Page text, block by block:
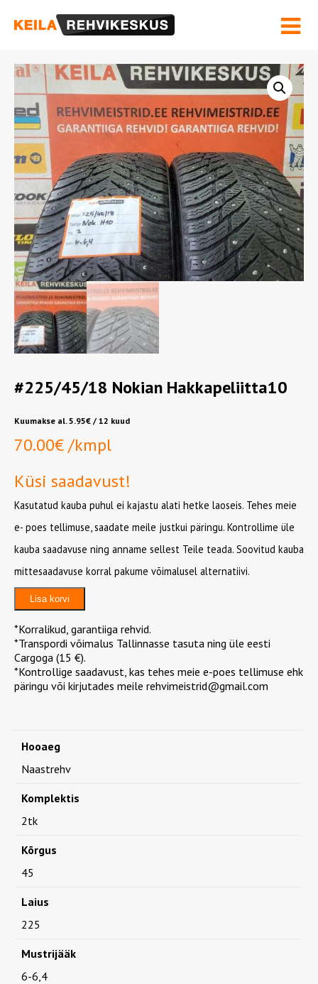
Velgede sirgendamine
Kontakt
OSTUKORV
#225/45/18 Nokian Hakkapeliitta10
Kuumakse al.5.95€ / 12 kuud
70.00€/kmpl
Küsi saadavust!
Kasutatud kauba puhul ei kajastu alati hetke laoseis. Tehes meie
e- poes tellimuse, saadate meile justkui päringu. Kontrollime üle
kauba saadavuse ning anname sellest Teile teada. Soovitud kauba
mittesaadavuse korral pakume võimalusel alternatiivi.
#225/45/18
Nokian
Hakkapeliitta10
kogus
Lisa korvi
*Korralikud, garantiiga rehvid.
*Transpordi võimalus Tallinnasse tasuta ning üle eesti
Cargoga (15 €).
*Kontrollige saadavust, kas tehes meie e-poes tellimuse ehk
päringu või kirjutades meile rehvimeistrid@gmail.com
Hooaeg
Naastrehv
Komplektis
2tk
Kõrgus
45
Laius
225
Mustrijääk
6-6,4